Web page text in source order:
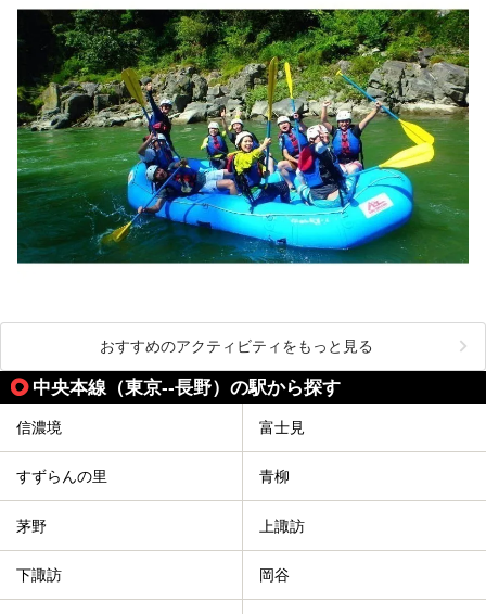
おすすめのアクティビティをもっと見る
中央本線（東京--長野）の駅から探す
信濃境 富士見
すずらんの里 青柳
茅野 上諏訪
下諏訪 岡谷